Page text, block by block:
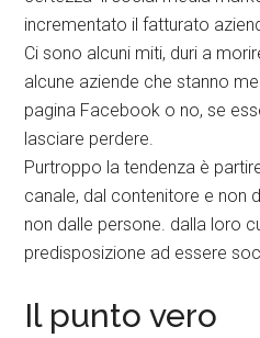
incrementato il fatturato
Ci sono alcuni miti, duri a
alcune aziende che stanno
pagina Facebook o no, se
lasciare perdere.
Purtroppo la tendenza è
canale, dal contenitore e non
non dalle persone. dalla loro
predisposizione ad essere
Il punto vero